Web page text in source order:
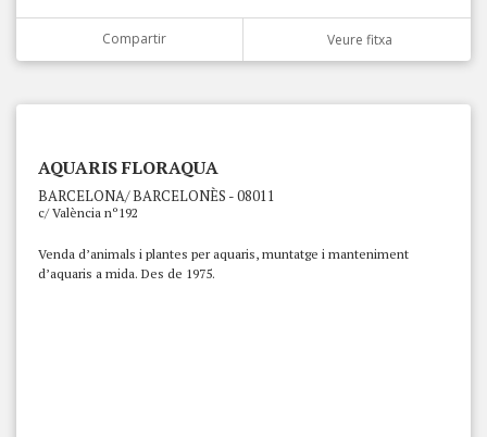
Compartir Veure fitxa
AQUARIS FLORAQUA
BARCELONA/ BARCELONÈS - 08011
c/ València nº192
Venda d’animals i plantes per aquaris, muntatge i manteniment
d’aquaris a mida. Des de 1975.